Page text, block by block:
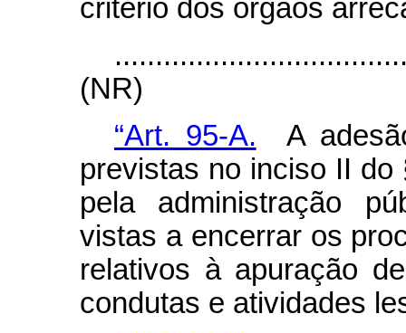
critério dos órgãos
(NR)
“Art. 95-A. A
previstas no inciso II do
pela administração
vistas a encerrar os
relativos à apuração
condutas e atividades